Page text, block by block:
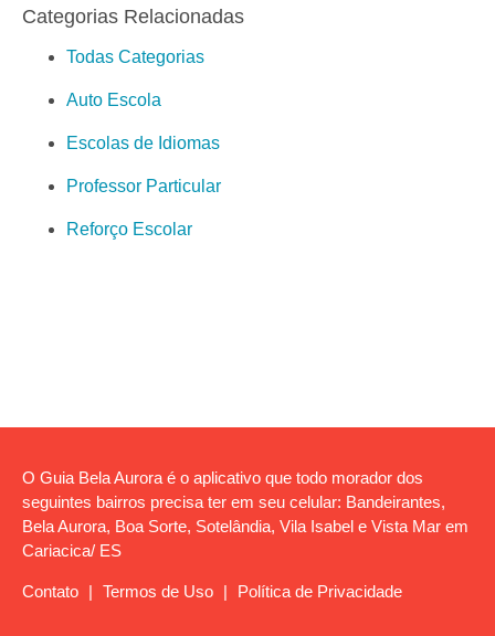
Categorias Relacionadas
Todas Categorias
Auto Escola
Escolas de Idiomas
Professor Particular
Reforço Escolar
O Guia Bela Aurora é o aplicativo que todo morador dos
seguintes bairros precisa ter em seu celular: Bandeirantes,
Bela Aurora, Boa Sorte, Sotelândia, Vila Isabel e Vista Mar em
Cariacica/ ES
Contato | Termos de Uso | Política de Privacidade